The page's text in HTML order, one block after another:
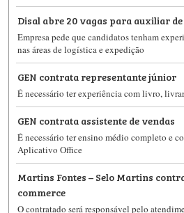
Disal abre 20 vagas para auxiliar
Empresa pede que candidatos tenham
nas áreas de logística e expedição
GEN contrata representante júnior
É necessário ter experiência com livro,
GEN contrata assistente de vendas
É necessário ter ensino médio completo e
Aplicativo Office
Martins Fontes – Selo Martins
commerce
O contratado será responsável pelo